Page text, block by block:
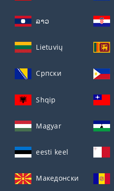
ລາວ
Lietuvių
Српски
Shqip
Magyar
eesti keel
Македонски